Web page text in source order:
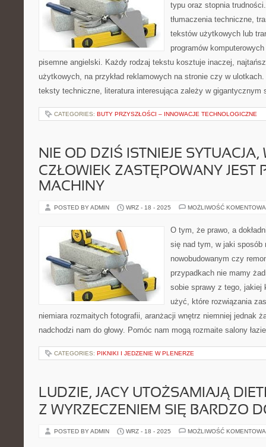
typu oraz stopnia
tłumaczenia techniczne,
tekstów użytkowych lub
programów
pisemne angielski. Każdy rodzaj tekstu kosztuje inaczej,
użytkowych, na przykład reklamowych na stronie czy w
teksty techniczne, literatura interesująca zależy w
CATEGORIES: BUTY PRZYSZŁOŚCI – INNOWACJE TECHNOLOGICZNE
NIE OD DZIŚ ISTNIEJE SYTUACJA,
CZŁOWIEK ZASTĘPOWANY JEST
MACHINY
POSTED BY ADMIN WRZ - 18 - 2025 MOŻLIWOŚĆ
O tym, że prawo, a
się nad tym, w jaki sposób
nowobudowanym czy
przypadkach nie mamy
sobie sprawy z tego, jakiej
użyć, które rozwiązania
niemiara rozmaitych fotografii, aranżacji wnętrz niemniej jednak
nadchodzi nam do głowy. Pomóc nam mogą rozmaite salony
CATEGORIES: PIKNIKI I JEDZENIE W PLENERZE
LUDZIE, JACY UTOŻSAMIAJĄ
Z WYRZECZENIEM SIĘ BARDZO
POSTED BY ADMIN WRZ - 18 - 2025 MOŻLIWOŚĆ